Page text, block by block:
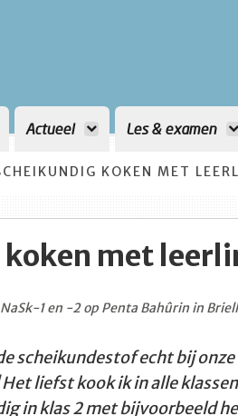
Actueel Les & examen
KOKEN MET
met
1 en -2 op Penta Bahûrin in
scheikundestof echt bij
liefst kook ik in alle
in klas 2 met bijvoorbeeld